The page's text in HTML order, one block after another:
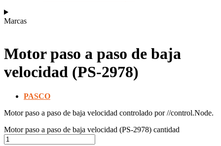
Marcas
Motor paso a paso de baja
velocidad (PS-2978)
PASCO
Motor paso a paso de baja velocidad controlado por //control.Node.
Motor paso a paso de baja velocidad (PS-2978) cantidad